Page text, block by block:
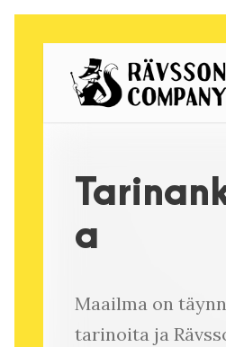
a
Maailma on
tarinoita ja